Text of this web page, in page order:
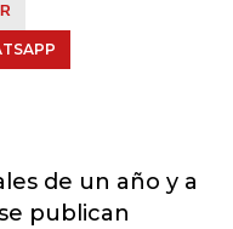
de un año y a
publican